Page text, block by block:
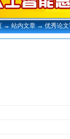
→ 站内文章 → 优秀论文